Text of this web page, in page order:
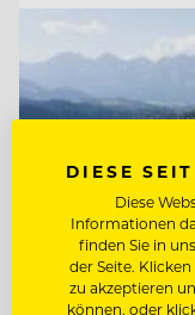
DIESE
Diese
Informationen
finden Sie in
der Seite.
zu akzeptieren
können, oder